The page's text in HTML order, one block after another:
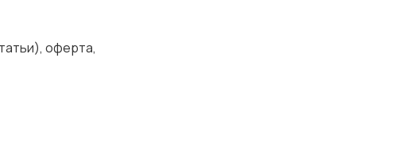
оферта,